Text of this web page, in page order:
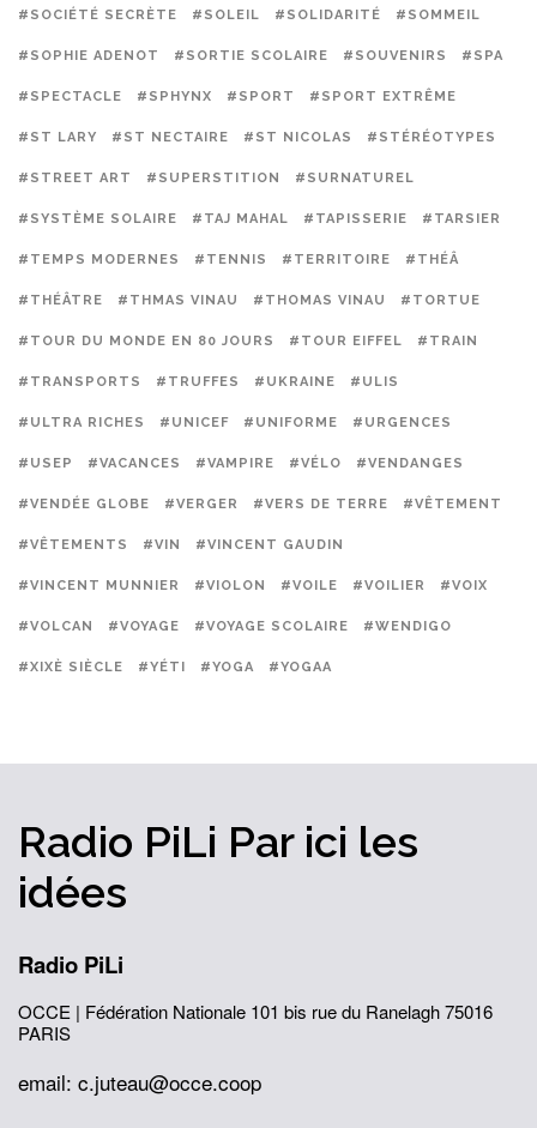
#SOCIÉTÉ SECRÈTE #SOLEIL #SOLIDARITÉ #SOMMEIL
#SOPHIE ADENOT #SORTIE SCOLAIRE #SOUVENIRS #SPA
#SPECTACLE #SPHYNX #SPORT #SPORT EXTRÊME
#ST LARY #ST NECTAIRE #ST NICOLAS #STÉRÉOTYPES
#STREET ART #SUPERSTITION #SURNATUREL
#SYSTÈME SOLAIRE #TAJ MAHAL #TAPISSERIE #TARSIER
#TEMPS MODERNES #TENNIS #TERRITOIRE #THÉÂ
#THÉÂTRE #THMAS VINAU #THOMAS VINAU #TORTUE
#TOUR DU MONDE EN 80 JOURS #TOUR EIFFEL #TRAIN
#TRANSPORTS #TRUFFES #UKRAINE #ULIS
#ULTRA RICHES #UNICEF #UNIFORME #URGENCES
#USEP #VACANCES #VAMPIRE #VÉLO #VENDANGES
#VENDÉE GLOBE #VERGER #VERS DE TERRE #VÊTEMENT
#VÊTEMENTS #VIN #VINCENT GAUDIN
#VINCENT MUNNIER #VIOLON #VOILE #VOILIER #VOIX
#VOLCAN #VOYAGE #VOYAGE SCOLAIRE #WENDIGO
#XIXÈ SIÈCLE #YÉTI #YOGA #YOGAA
Radio PiLi Par ici les
idées
Radio PiLi
OCCE | Fédération Nationale 101 bis rue du Ranelagh75016
PARIS
email: c.juteau@occe.coop